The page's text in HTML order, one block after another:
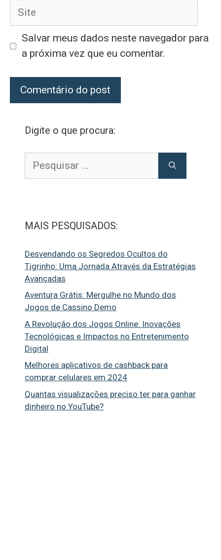
Site
Salvar meus dados neste navegador para
a próxima vez que eu comentar.
Digite o que procura:
por:
MAIS PESQUISADOS:
Desvendando os Segredos Ocultos do
Tigrinho: Uma Jornada Através da Estratégias
Avançadas
Aventura Grátis: Mergulhe no Mundo dos
Jogos de Cassino Demo
A Revolução dos Jogos Online: Inovações
Tecnológicas e Impactos no Entretenimento
Digital
Melhores aplicativos de cashback para
comprar celulares em 2024
Quantas visualizações preciso ter para ganhar
dinheiro no YouTube?